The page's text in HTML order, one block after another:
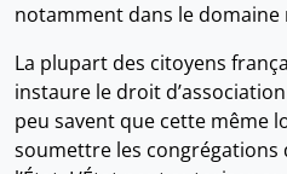
notamment dans le domaine
La plupart des citoyens
instaure le droit
peu savent que cette même
soumettre les congrégations